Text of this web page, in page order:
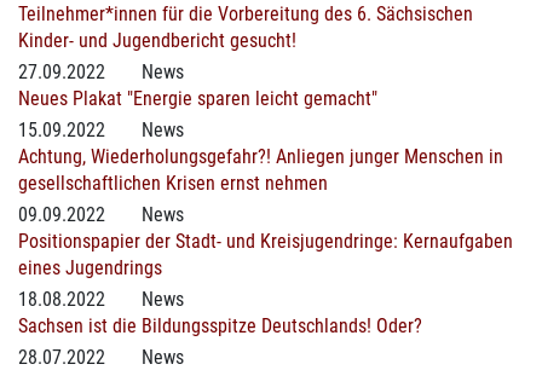
Teilnehmer*innen für die Vorbereitung des 6. Sächsischen
Kinder- und Jugendbericht gesucht!
27.09.2022
News
Neues Plakat "Energie sparen leicht gemacht"
15.09.2022
News
Achtung, Wiederholungsgefahr?! Anliegen junger Menschen in
gesellschaftlichen Krisen ernst nehmen
09.09.2022
News
Positionspapier der Stadt- und Kreisjugendringe: Kernaufgaben
eines Jugendrings
18.08.2022
News
Sachsen ist die Bildungsspitze Deutschlands! Oder?
28.07.2022
News